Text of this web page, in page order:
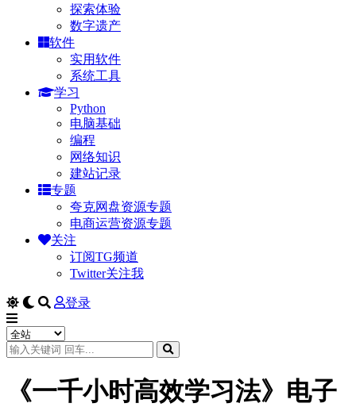
探索体验
数字遗产
软件
实用软件
系统工具
学习
Python
电脑基础
编程
网络知识
建站记录
专题
夸克网盘资源专题
电商运营资源专题
关注
订阅TG频道
Twitter关注我
登录
《一千小时高效学习法》电子